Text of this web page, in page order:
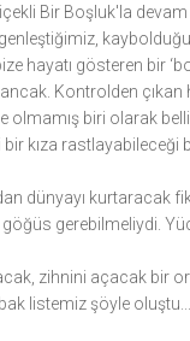
Bir Boşluk'la
hayatı gösteren bir
Kontrolden çıkan
olmamış biri olarak
kıza rastlayabileceği
dünyayı kurtaracak
gerebilmeliydi.
zihnini açacak bir
listemiz şöyle oluştu...